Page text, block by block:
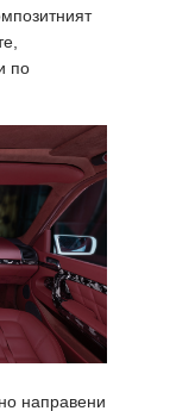
по
направени